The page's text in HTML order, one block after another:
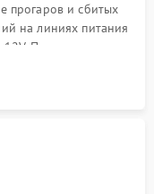
прогаров и сбитых
на линиях питания
Проверка на
питания GPU и